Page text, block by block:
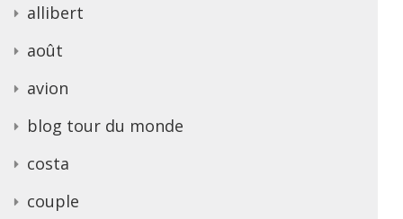
allibert
août
avion
blog tour du monde
costa
couple